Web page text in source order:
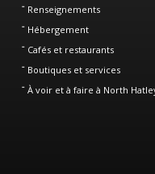
Renseignements
Hébergement
Cafés et restaurants
Boutiques et services
À voir et à faire à North